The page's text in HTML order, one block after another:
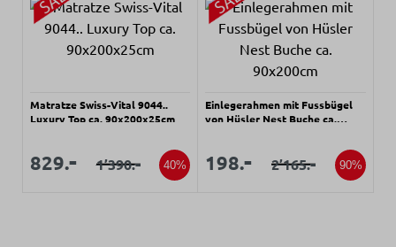
Matratze Swiss-Vital 9044..
Luxury Top ca. 90x200x25cm
Verkaufspreis:
Verkaufspreis:
829.- Regulärer Preis:
1’390.- 40%
Einlegerahmen mit Fussbügel
von Hüsler Nest Buche ca.
Verkaufspreis:
Verkaufspreis:
198.- Regulärer Preis:
2’165.- 90%